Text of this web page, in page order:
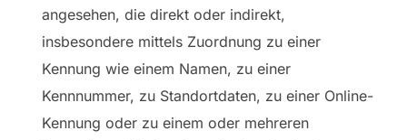
angesehen, die direkt oder indirekt,
insbesondere mittels Zuordnung zu einer
Kennung wie einem Namen, zu einer
Kennnummer, zu Standortdaten, zu einer Online-
Kennung oder zu einem oder mehreren